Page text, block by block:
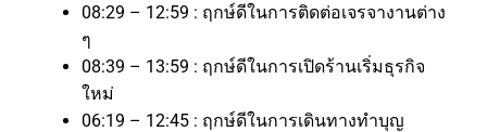
08:29 – 12:59 : ฤกษ์ดีในการติดต่อเจรจางานต่าง
ๆ
08:39 – 13:59 : ฤกษ์ดีในการเปิดร้านเริ่มธุรกิจ
ใหม่
06:19 – 12:45 : ฤกษ์ดีในการเดินทางทำบุญ